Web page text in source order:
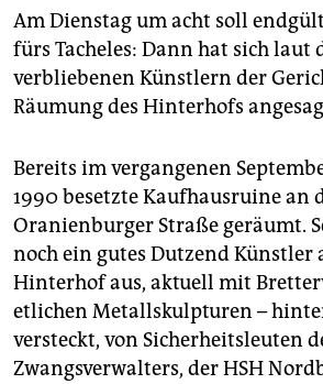
abo
genossenschaft
epaper login
Am Dienstag um acht soll
fürs Tacheles: Dann hat sich laut
verbliebenen Künstlern der
Räumung des Hinterhofs
Bereits im vergangenen
1990 besetzte Kaufhausruine an
Oranienburger Straße geräumt.
noch ein gutes Dutzend Künstler
Hinterhof aus, aktuell mit
etlichen Metallskulpturen –
versteckt, von Sicherheitsleuten
Zwangsverwalters, der HSH